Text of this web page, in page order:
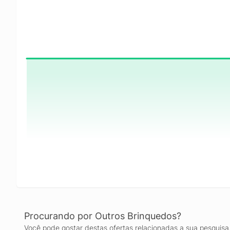
Procurando por Outros Brinquedos?
Você pode gostar destas ofertas relacionadas a sua